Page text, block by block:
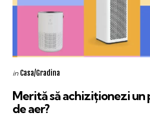
Categories
Posted
in Casa/Gradina
Merită să achiziționezi
de aer?